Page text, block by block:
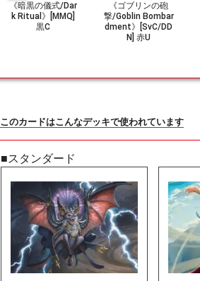
《暗黒の儀式/Dar
k Ritual》[MMQ]
黒C
《ゴブリンの砲
撃/Goblin Bombar
dment》[SvC/DD
N] 赤U
このカードはこんなデッキで使われています
■スタンダード